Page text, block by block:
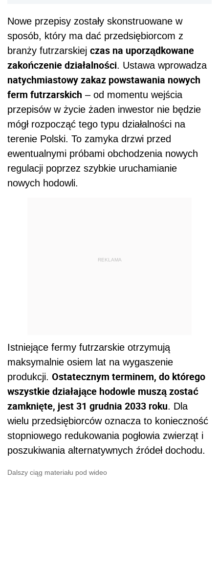
Nowe przepisy zostały skonstruowane w
sposób, który ma dać przedsiębiorcom z
branży futrzarskiej czas na uporządkowane
zakończenie działalności. Ustawa wprowadza
natychmiastowy zakaz powstawania nowych
ferm futrzarskich – od momentu wejścia
przepisów w życie żaden inwestor nie będzie
mógł rozpocząć tego typu działalności na
terenie Polski. To zamyka drzwi przed
ewentualnymi próbami obchodzenia nowych
regulacji poprzez szybkie uruchamianie
nowych hodowli.
REKLAMA
Istniejące fermy futrzarskie otrzymują
maksymalnie osiem lat na wygaszenie
produkcji. Ostatecznym terminem, do którego
wszystkie działające hodowle muszą zostać
zamknięte, jest 31 grudnia 2033 roku. Dla
wielu przedsiębiorców oznacza to konieczność
stopniowego redukowania pogłowia zwierząt i
poszukiwania alternatywnych źródeł dochodu.
Dalszy ciąg materiału pod wideo